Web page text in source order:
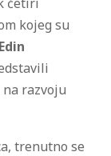
kojeg su
Edin
razvoju
trenutno se